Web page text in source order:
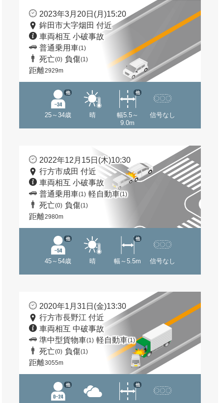
2023年3月20日(月)15:20
鉾田市大字烟田 付近
車両相互 小破事故
普通乗用車(1)
死亡(0) 負傷(1)
距離2929m
25～34歳
他
晴
幅5.5～
9.0m
他
信号なし
2022年12月15日(木)10:30
行方市成田 付近
車両相互 小破事故
普通乗用車(1) 軽自動車(1)
死亡(0) 負傷(1)
距離2980m
45～54歳
他
晴 幅～5.5m
他
信号なし
2020年1月31日(金)13:30
行方市長野江 付近
車両相互 中破事故
準中型貨物車(1) 軽自動車(1)
死亡(0) 負傷(1)
距離3055m
他 他